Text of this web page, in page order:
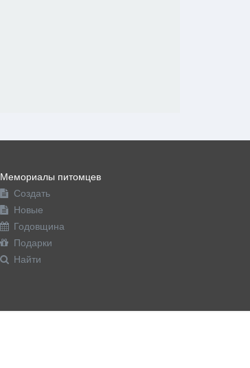
Мемориалы питомцев
Создать
Новые
Годовщина
Подарки
Найти